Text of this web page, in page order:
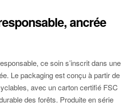
ancrée
ce soin s’inscrit dans une
Le packaging est conçu à partir de
avec un carton certifié FSC
des forêts. Produite en série